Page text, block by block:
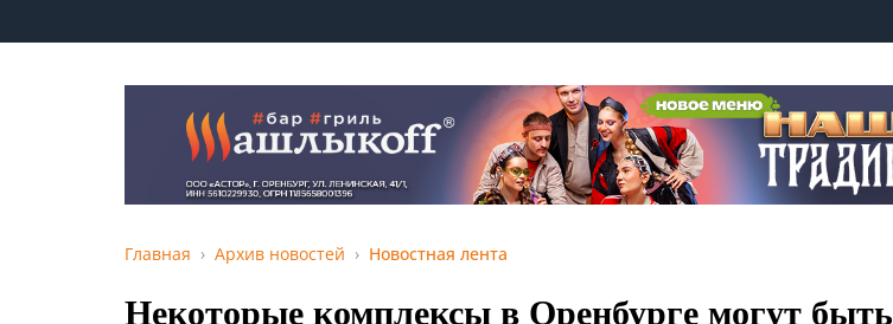
Главная Архив новостей Новостная лента
Некоторые комплексы в Оренбурге могут быть